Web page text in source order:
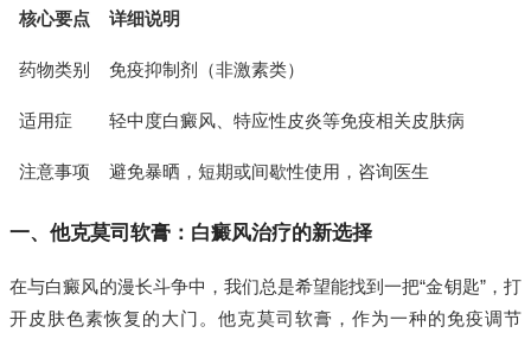
核心要点 详细说明
药物类别 免疫抑制剂（非激素类）
适用症 轻中度白癜风、特应性皮炎等免疫相关皮肤病
注意事项 避免暴晒，短期或间歇性使用，咨询医生
一、他克莫司软膏：白癜风治疗的新选择
在与白癜风的漫长斗争中，我们总是希望能找到一把“金钥匙”，打
开皮肤色素恢复的大门。他克莫司软膏，作为一种的免疫调节